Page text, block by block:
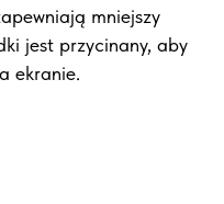
mniejszy
jest przycinany, aby
ekranie.